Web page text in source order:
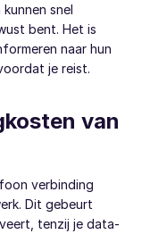
snel
bent. Het is
naar hun
je reist.
van
verbinding
Dit gebeurt
tenzij je data-